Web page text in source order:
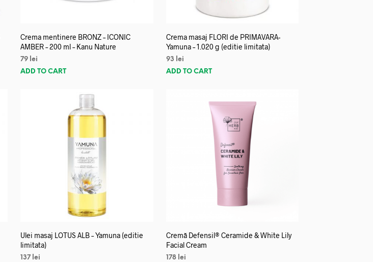
Crema mentinere BRONZ – ICONIC
AMBER – 200 ml – Kanu Nature
79 lei
ADD TO CART
Crema masaj FLORI de PRIMAVARA-
Yamuna – 1.020 g (editie limitata)
93
lei
ADD TO CART
Ulei masaj LOTUS ALB – Yamuna (editie
limitata)
137 lei
Cremă Defensil® Ceramide & White Lily
Facial Cream
178 lei